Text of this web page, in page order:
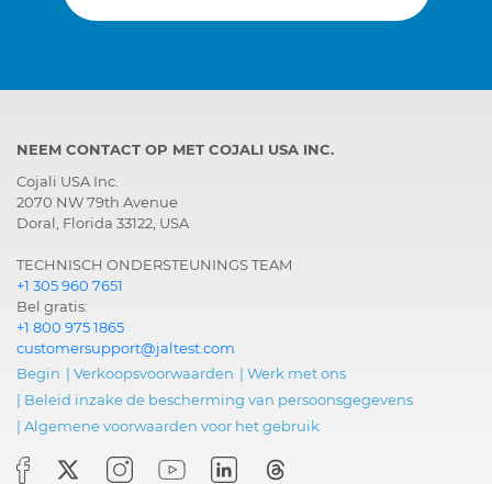
NEEM CONTACT OP MET COJALI USA INC.
Cojali USA Inc.
2070 NW 79th Avenue
Doral, Florida 33122, USA
TECHNISCH ONDERSTEUNINGS TEAM
+1 305 960 7651
Bel gratis:
+1 800 975 1865
customersupport@jaltest.com
Begin | Verkoopsvoorwaarden | Werk met ons
| Beleid inzake de bescherming van persoonsgegevens
| Algemene voorwaarden voor het gebruik